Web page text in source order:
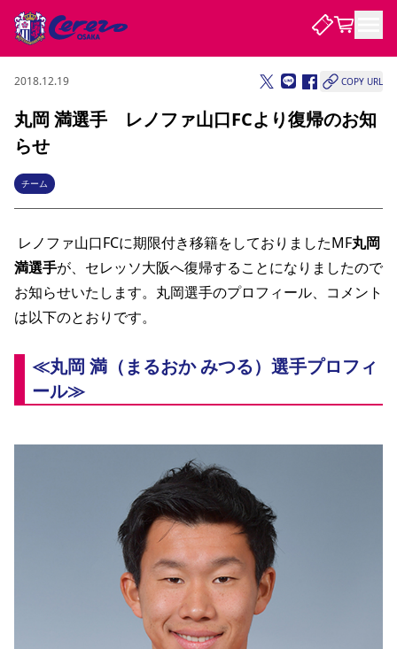
試合・チーム
試合について
試合日程 / 結果
チームについて
選手・スタッフ スケジュール メディア情報 アクセス
レディース
アカデミー
ハナサカプレーヤー 歴代所属選手
観戦する
チケット
チケット情報 販売スケジュール 価格・席種 購入方法
シーズンシート
法人シーズンシート 福祉サービス
団体チケット
特定興行入場券
譲渡サービス リセールサービス
観戦ガイド
スタジアム
YANMAR HANASAKA STADIUM
DAZNで観戦
クラブを知る
セレッソ大阪について
クラブ紹介 沿革 シーズン記録 求人情報
パートナー企業募集中 セレッソ大阪VISAカード
サポートスタッフ
セレッソアイデアちょうだいな
応援商店街
Lise（ライセンスビジネス）
SDGsのゴール
SPORT POSITIVE LEAGUES
セレッソフットサルパーク
セレッソフットサルパーク長居
セレッソスポーツパーク舞洲
YANMAR HANASAKA STADIUM
セレッソ大阪アカデミー 子供のサッカースクール
その他スポーツクラブ
ファンクラブ
ファンクラブ
SAKURA SOCIO SAKURA POINT Program 招待券引換方法 先行入場
まいセレチケット
会員規定 婚姻届・出生届・命名書
ニュース
ニュース
レディース
アカデミー
2018.12.19 COPY URL
丸岡 満選手 レノファ山口FCより復帰のお知
らせ
チーム
レノファ山口FCに期限付き移籍をしておりましたMF丸岡
満選手が、セレッソ大阪へ復帰することになりましたので
お知らせいたします。丸岡選手のプロフィール、コメント
は以下のとおりです。
≪丸岡 満（まるおか みつる）選手プロフィ
ール≫